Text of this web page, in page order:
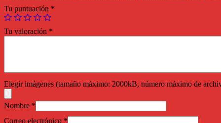
Tu puntuación *
Tu valoración *
Elegir imágenes (tamaño máximo: 2000kB, número máximo de
Nombre *
Correo electrónico *